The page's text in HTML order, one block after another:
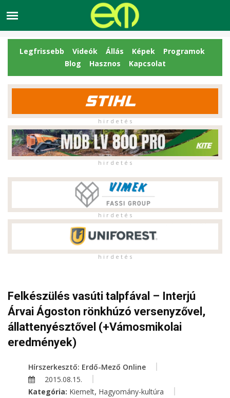
Legfrissebb Videók Állás Képek
Programok
Blog
Hasznos Kapcsolat
h i r d e t é s
h i r d e t é s
h i r d e t é s
h i r d e t é s
Felkészülés vasúti talpfával – Interjú
Árvai Ágoston rönkhúzó versenyzővel,
állattenyésztővel (+Vámosmikolai
eredmények)
Hírszerkesztő: Erdő-Mező Online
2015.08.15.
Kategória: Kiemelt, Hagyomány-kultúra